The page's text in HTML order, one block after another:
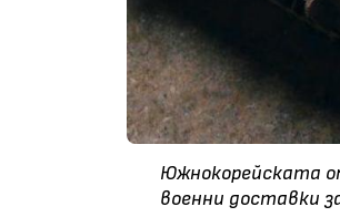
Южнокорейската
военни доставки